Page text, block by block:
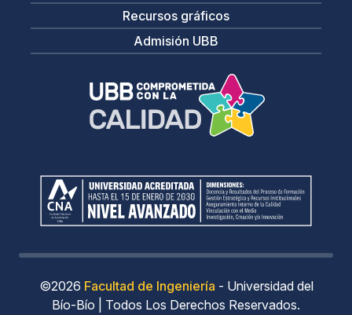
Recursos gráficos
Admisión UBB
©2026 Facultad de Ingeniería - Universidad del
Bío-Bío | Todos Los Derechos Reservados.